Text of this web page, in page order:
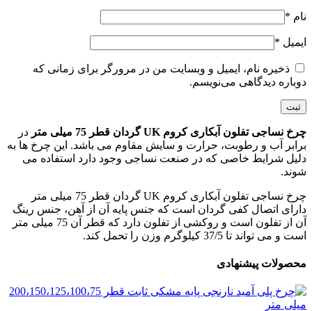
نام *
ایمیل *
ذخیره نام، ایمیل و وبسایت من در مرورگر برای زمانی که
دوباره دیدگاهی می‌نویسم.
چرخ نساجی تفلون آبکاری کروم UK گردان قطر 75 میلی متر
در
برابر آب و رطوبت، حرارت و سایش مقاوم می باشد. این چرخ ها به
دلیل شرایط خاصی که در صنعت نساجی وجود دارد استفاده می
شوند.
چرخ نساجی تفلون آبکاری کروم UK گردان قطر 75 میلی متر
دارای اتصال کفی گردان است که جنس پایه آن از آهن، جنس رینگ
آن از تفلون است و روکشی از تفلون دارد که قطر آن 75 میلی متر
است و می تواند تا 37/5 کیلوگرم وزن را تحمل کند.
محصولات پیشنهادی